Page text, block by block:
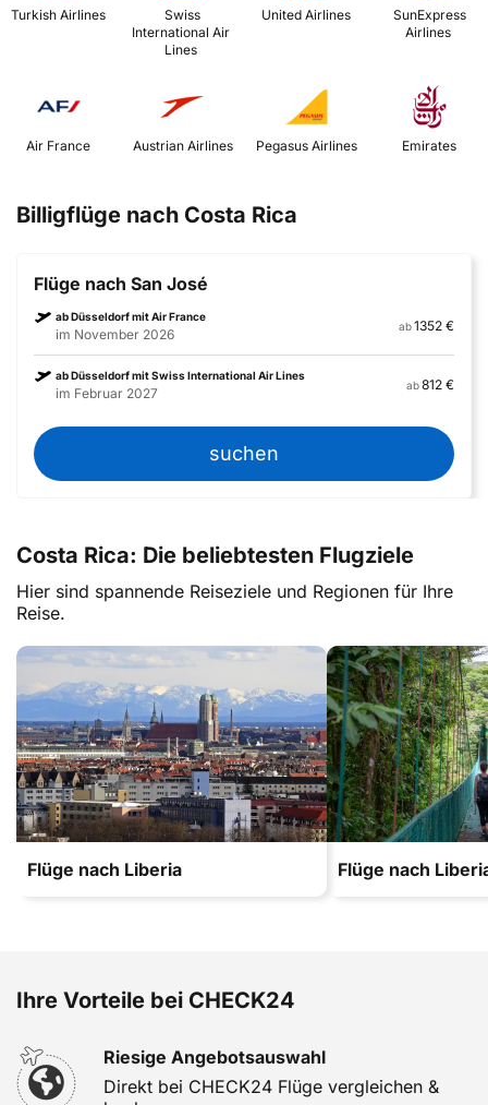
Turkish Airlines
International Air
Lines
United Airlines
Airlines
Air France Austrian Airlines Emirates
Billigflüge nach Costa Rica
Flüge nach San José
ab Düsseldorf mit Air France
im November 2026
ab1352 €
ab Düsseldorf mit Swiss International Air Lines
im Februar 2027
ab812 €
suchen
Costa Rica: Die beliebtesten Flugziele
Hier sind spannende Reiseziele und Regionen für Ihre
Reise.
Flüge nach Liberia Flüge nach
Ihre Vorteile bei CHECK24
Riesige Angebotsauswahl
Direkt bei CHECK24 Flüge vergleichen &